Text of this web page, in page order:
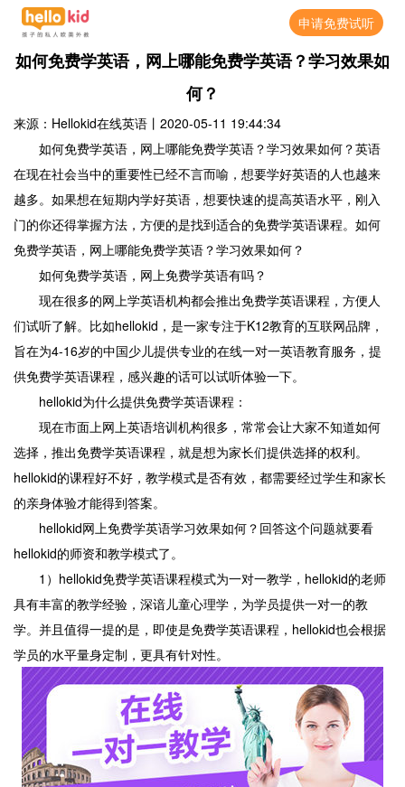
申请免费试听
如何免费学英语，网上哪能免费学英语？学习效果如
何？
来源：Hellokid在线英语 丨 2020-05-11 19:44:34
如何免费学英语，网上哪能免费学英语？学习效果如何？英语
在现在社会当中的重要性已经不言而喻，想要学好英语的人也越来
越多。如果想在短期内学好英语，想要快速的提高英语水平，刚入
门的你还得掌握方法，方便的是找到适合的免费学英语课程。如何
免费学英语，网上哪能免费学英语？学习效果如何？
如何免费学英语，网上免费学英语有吗？
现在很多的网上学英语机构都会推出免费学英语课程，方便人
们试听了解。比如hellokid，是一家专注于K12教育的互联网品牌，
旨在为4-16岁的中国少儿提供专业的在线一对一英语教育服务，提
供免费学英语课程，感兴趣的话可以试听体验一下。
hellokid为什么提供免费学英语课程：
现在市面上网上英语培训机构很多，常常会让大家不知道如何
选择，推出免费学英语课程，就是想为家长们提供选择的权利。
hellokid的课程好不好，教学模式是否有效，都需要经过学生和家长
的亲身体验才能得到答案。
hellokid网上免费学英语学习效果如何？回答这个问题就要看
hellokid的师资和教学模式了。
1）hellokid免费学英语课程模式为一对一教学，hellokid的老师
具有丰富的教学经验，深谙儿童心理学，为学员提供一对一的教
学。并且值得一提的是，即使是免费学英语课程，hellokid也会根据
学员的水平量身定制，更具有针对性。